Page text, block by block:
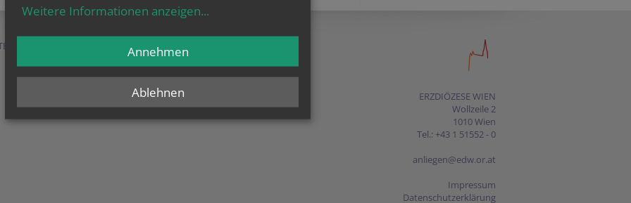
&
ERZDIÖZESE WIEN
Wollzeile 2
1010 Wien
Tel.: +43 1 51552 - 0
anliegen@edw.or.at
Impressum
Datenschutzerklärung
Weitere Informationen anzeigen...
Ablehnen
Annehmen